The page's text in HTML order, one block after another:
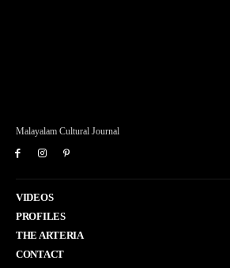
Malayalam Cultural Journal
VIDEOS
PROFILES
THE ARTERIA
CONTACT